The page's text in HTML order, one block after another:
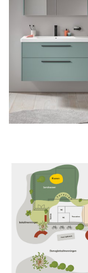
Konseptet i
rom – en park
soner for ulik
utgangspunkt i
landemerke – en
barneavdelingen
midtpunkt. De
inn i
fyller funksjon som
fleksibel
Kubbegulvet og
som en gang
Spileveggene er
lærerhøgskolen,
stolene er levert
prosjektet
kunne få nytt liv. I
interiøret
avdelinger. Valg av